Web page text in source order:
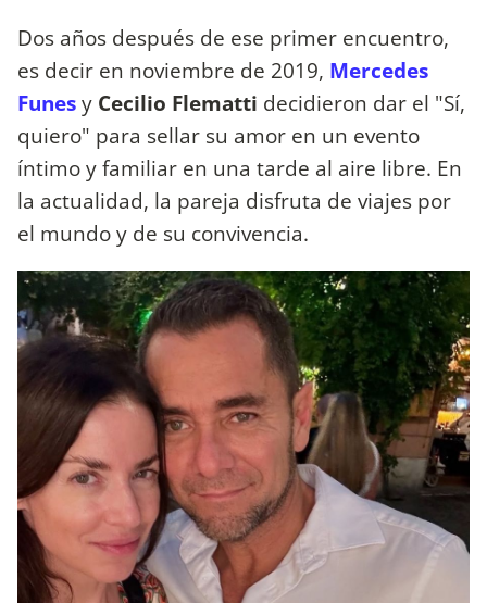
Dos años después de ese primer encuentro,
es decir en noviembre de 2019, Mercedes
Funesy Cecilio Flematti decidieron dar el "Sí,
quiero" para sellar su amor en un evento
íntimo y familiar en una tarde al aire libre. En
la actualidad, la pareja disfruta de viajes por
el mundo y de su convivencia.